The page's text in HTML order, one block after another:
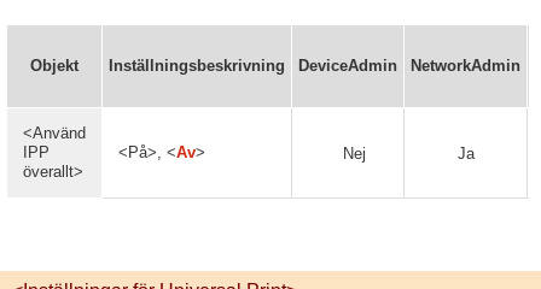
Objekt Inställningsbeskrivning DeviceAdmin NetworkAdmin
<Använd
IPP
överallt>
<På>, <Av> Nej Ja